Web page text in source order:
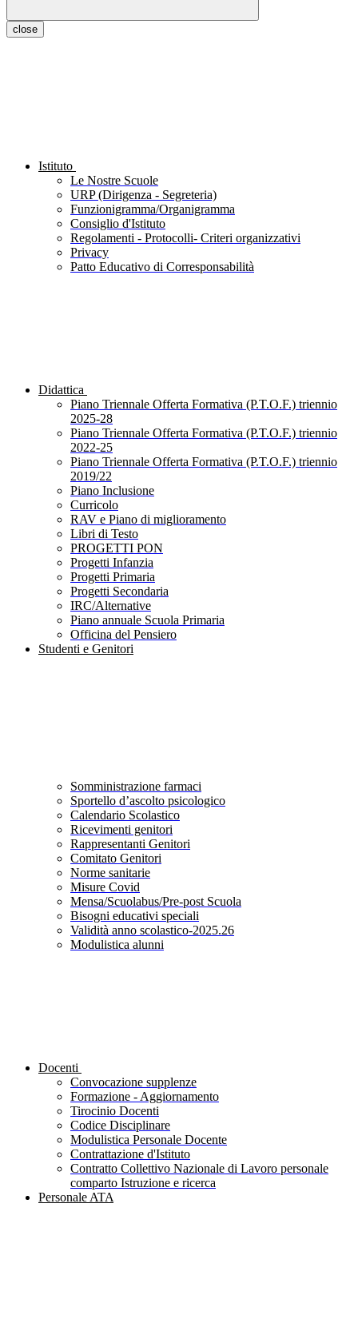
close
Istituto
Le Nostre Scuole
URP (Dirigenza - Segreteria)
Funzionigramma/Organigramma
Consiglio d'Istituto
Regolamenti - Protocolli- Criteri organizzativi
Privacy
Patto Educativo di Corresponsabilità
Didattica
Piano Triennale Offerta Formativa (P.T.O.F.) triennio
2025-28
Piano Triennale Offerta Formativa (P.T.O.F.) triennio
2022-25
Piano Triennale Offerta Formativa (P.T.O.F.) triennio
2019/22
Piano Inclusione
Curricolo
RAV e Piano di miglioramento
Libri di Testo
PROGETTI PON
Progetti Infanzia
Progetti Primaria
Progetti Secondaria
IRC/Alternative
Piano annuale Scuola Primaria
Officina del Pensiero
Studenti e Genitori
Somministrazione farmaci
Sportello d’ascolto psicologico
Calendario Scolastico
Ricevimenti genitori
Rappresentanti Genitori
Comitato Genitori
Norme sanitarie
Misure Covid
Mensa/Scuolabus/Pre-post Scuola
Bisogni educativi speciali
Validità anno scolastico-2025.26
Modulistica alunni
Docenti
Convocazione supplenze
Formazione - Aggiornamento
Tirocinio Docenti
Codice Disciplinare
Modulistica Personale Docente
Contrattazione d'Istituto
Contratto Collettivo Nazionale di Lavoro personale
comparto Istruzione e ricerca
Personale ATA